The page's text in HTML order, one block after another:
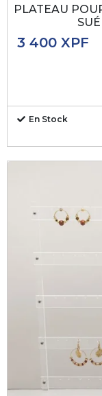
PLATEAU
3 400XPF
En Stock